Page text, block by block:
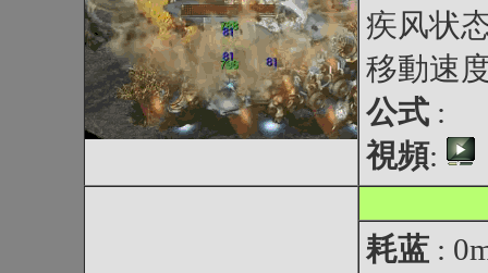
疾风状
移動速
公式 :
視頻:
耗蓝 :